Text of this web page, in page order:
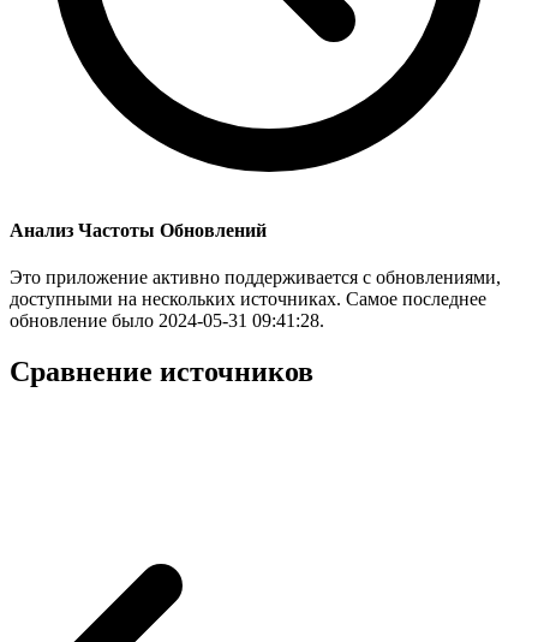
Анализ Частоты Обновлений
Это приложение активно поддерживается с обновлениями,
доступными на нескольких источниках. Самое последнее
обновление было 2024-05-31 09:41:28.
Сравнение источников